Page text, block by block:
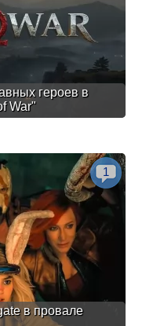
героев в
War"
в провале
1